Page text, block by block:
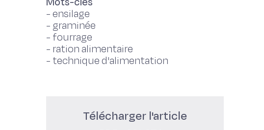
-ensilage
- graminée
- fourrage
- ration alimentaire
- technique d'alimentation
Télécharger l'article